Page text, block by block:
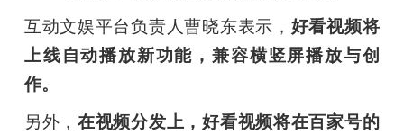
互动文娱平台负责人曹晓东表示， 好看视频将
上线自动播放新功能，兼容横竖屏播放与创
作。
另外，在视频分发上，好看视频将在百家号的